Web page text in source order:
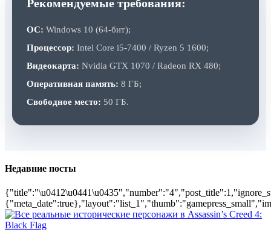
Рекомендуемые требования:
ОС: Windows 10 (64-бит);
Процессор: Intel Core i5-7400 / Ryzen 5 1600;
Видеокарта: Nvidia GTX 1070 / Radeon RX 480;
Оперативная память: 8 ГБ;
Свободное место: 50 ГБ.
Недавние посты